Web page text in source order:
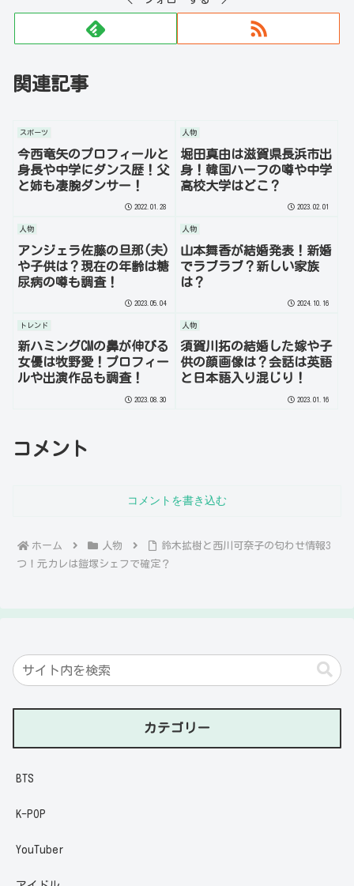
関連記事
スポーツ
今西竜矢のプロフィールと
身長や中学にダンス歴！父
と姉も凄腕ダンサー！
2022.01.28
人物
堀田真由は滋賀県長浜市出
身！韓国ハーフの噂や中学
高校大学はどこ？
2023.02.01
人物
アンジェラ佐藤の旦那(夫)
や子供は？現在の年齢は糖
尿病の噂も調査！
2023.05.04
人物
山本舞香が結婚発表！新婚
でラブラブ？新しい家族
は？
2024.10.16
トレンド
新ハミングCMの鼻が伸びる
女優は牧野愛！プロフィー
ルや出演作品も調査！
2023.08.30
人物
須賀川拓の結婚した嫁や子
供の顔画像は？会話は英語
と日本語入り混じり！
2023.01.16
コメント
コメントを書き込む
ホーム 人物
鈴木拡樹と西川可奈子の匂わせ情報3
つ！元カレは鎧塚シェフで確定？
カテゴリー
BTS
K-POP
YouTuber